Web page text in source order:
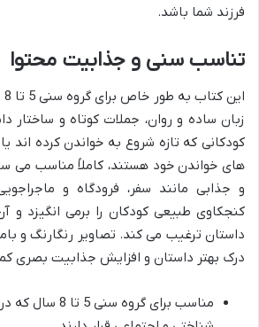
فرزند شما باشد.
تناسب سنی و جذابیت محتوا
زبان ساده و روان، جملات کوتاه و ساختار
کودکانی که تازه شروع به خواندن کرده اند
های خواندن خود هستند، کاملاً مناسب می
و جذابی مانند سفر، فرودگاه و
کنجکاوی طبیعی کودکان را برمی انگیزد و
داستان ترغیب می کند. تصاویر رنگارنگ و
درک بهتر داستان و افزایش جذابیت بصری
مناسب برای گروه